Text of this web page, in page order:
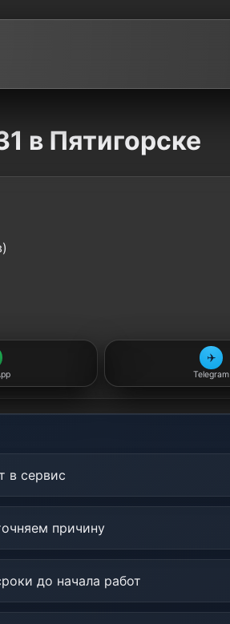
в Пятигорске
✈️
Telegram
в сервис
причину
до начала работ